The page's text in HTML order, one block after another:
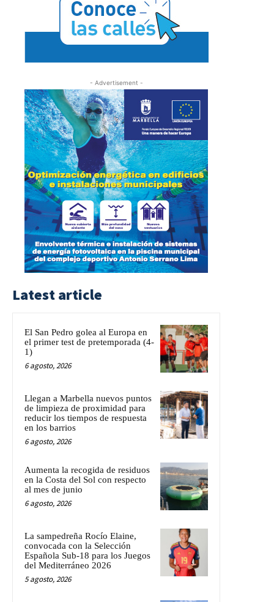
- Advertisement -
Latest article
El San Pedro golea al Europa en
el primer test de pretemporada (4-
1)
6 agosto, 2026
Llegan a Marbella nuevos puntos
de limpieza de proximidad para
reducir los tiempos de respuesta
en los barrios
6 agosto, 2026
Aumenta la recogida de residuos
en la Costa del Sol con respecto
al mes de junio
6 agosto, 2026
La sampedreña Rocío Elaine,
convocada con la Selección
Española Sub-18 para los Juegos
del Mediterráneo 2026
5 agosto, 2026